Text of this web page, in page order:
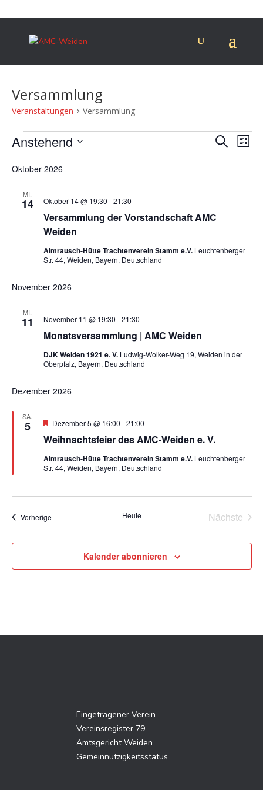
Versammlung
Veranstaltungen Versammlung
Veranstaltungen
und
SucheListe
Anstehend
wählen.
Oktober 2026
MI.
14
Versammlung der Vorstandschaft AMC
Weiden
Oktober 14 @ 19:30 -21:30
Almrausch-Hütte Trachtenverein Stamm e.V. Leuchtenberger
Str. 44, Weiden, Bayern, Deutschland
November 2026
MI.
11
Monatsversammlung | AMC Weiden
November 11 @ 19:30 -21:30
DJK Weiden 1921 e. V. Ludwig-Wolker-Weg 19, Weiden in der
Oberpfalz, Bayern, Deutschland
Dezember 2026
SA.
5
Weihnachtsfeier des AMC-Weiden e. V.
Hervorgehoben
Dezember 5 @ 16:00 -21:00
Almrausch-Hütte Trachtenverein Stamm e.V. Leuchtenberger
Str. 44, Weiden, Bayern, Deutschland
VorherigeVeranstaltungen Heute
Nächste
Kalender abonnieren
Eingetragener Verein
Vereinsregister 79
Amtsgericht Weiden
Gemeinnützigkeitsstatus